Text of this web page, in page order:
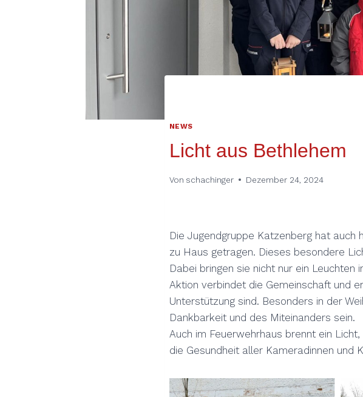
NEWS
Licht aus Bethlehem
Von schachinger Dezember 24, 2024
Die Jugendgruppe Katzenberg hat
zu Haus getragen. Dieses besondere
Dabei bringen sie nicht nur ein
Aktion verbindet die Gemeinschaft und
Unterstützung sind. Besonders in der
Dankbarkeit und des Miteinanders sein.
Auch im Feuerwehrhaus brennt ein
die Gesundheit aller Kameradinnen und